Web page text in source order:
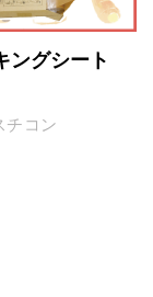
ングシート
チコン